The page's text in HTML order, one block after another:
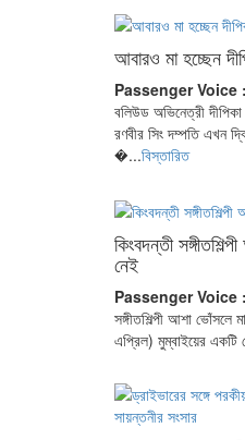
আবারও মা হচ্ছেন
Passenger Voice :
বলিউড অভিনেত্রী
রণবীর সিং দম্পতি এখন
�...বিস্তারিত
কিংবদন্তী
নেই
Passenger Voice :
সঙ্গীতশিল্পী আশা ভোঁসলে
এপ্রিল) মুম্বাইয়ের একটি